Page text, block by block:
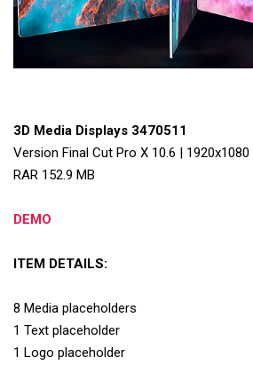
3D Media Displays 3470511
Version Final Cut Pro X 10.6 |
RAR 152.9 MB
DEMO
ITEM DETAILS:
8 Media placeholders
1 Text placeholder
1 Logo placeholder